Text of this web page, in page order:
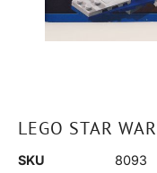
LEGO STAR
SKU
8093